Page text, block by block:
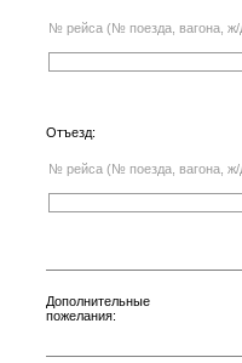
№ рейса (№ поезда, вагона, ж/
Отъезд:
№ рейса (№ поезда, вагона, ж/
Дополнительные
пожелания: